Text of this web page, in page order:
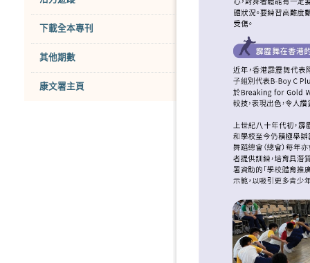
下載全本專刊
其他期數
康文署主頁